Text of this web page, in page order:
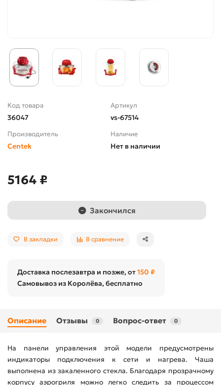
Код товара
36047
Артикул
vs-67514
Производитель
Centek
Наличие
Нет в наличии
5164 ₽
Закончился
В закладки В сравнение
Доставка послезавтра и позже, от150 ₽
Самовывоз из Королёва, бесплатно
Описание Отзывы 0 Вопрос-ответ 0
На панели управления этой модели предусмотрены
индикаторы подключения к сети и нагрева. Чаша
выполнена из закаленного стекла. Благодаря прозрачному
корпусу аэрогриля можно легко следить за процессом